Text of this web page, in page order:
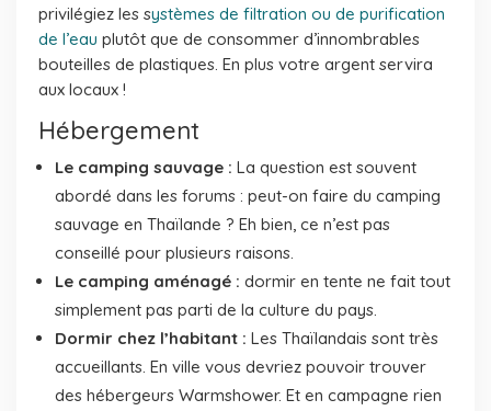
privilégiez les systèmes de filtration ou de purification
de l’eau plutôt que de consommer d’innombrables
bouteilles de plastiques. En plus votre argent servira
aux locaux !
Hébergement
Le camping sauvage : La question est souvent
abordé dans les forums : peut-on faire du camping
sauvage en Thaïlande ? Eh bien, ce n’est pas
conseillé pour plusieurs raisons.
Le camping aménagé : dormir en tente ne fait tout
simplement pas parti de la culture du pays.
Dormir chez l’habitant : Les Thaïlandais sont très
accueillants. En ville vous devriez pouvoir trouver
des hébergeurs Warmshower. Et en campagne rien